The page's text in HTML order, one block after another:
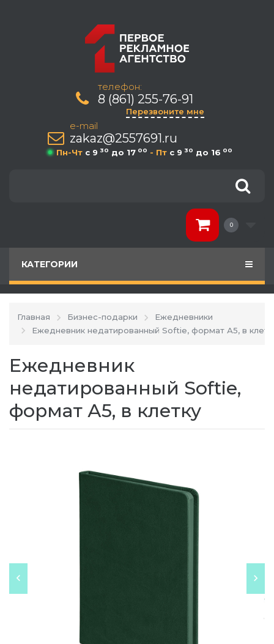
телефон:
8 (861) 255-76-91
Перезвоните мне
e-mail
zakaz@2557691.ru
Пн-Чт c 9 30 до 17 00 - Пт c 9 30 до 16 00
0
КАТЕГОРИИ
Главная Бизнес-подарки
Ежедневники
Ежедневник недатированный Softie, формат А5, в
Ежедневник
недатированный Softie,
формат А5, в клетку